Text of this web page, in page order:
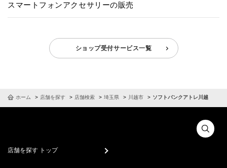
スマートフォンアクセサリーの販売
ショップ受付サービス一覧
ホーム 店舗を探す 店舗検索 埼玉県 川越市 ソフトバンクアトレ川越
店舗を探す トップ